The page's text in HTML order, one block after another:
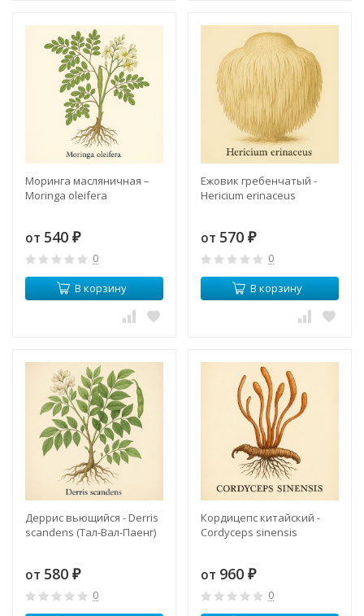
Моринга масляничная –
Moringa oleifera
от 540 ₽
0
В корзину
Ежовик гребенчатый -
Hericium erinaceus
от 570 ₽
0
В корзину
Деррис вьющийся - Derris
scandens (Тал-Вал-Паенг)
от 580 ₽
0
Кордицепс китайский -
Cordyceps sinensis
от 960 ₽
0